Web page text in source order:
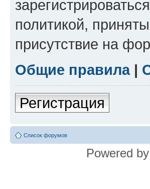
политикой,
присутствие на
Общие правила|
Регистрация
Список форумов
Powered by